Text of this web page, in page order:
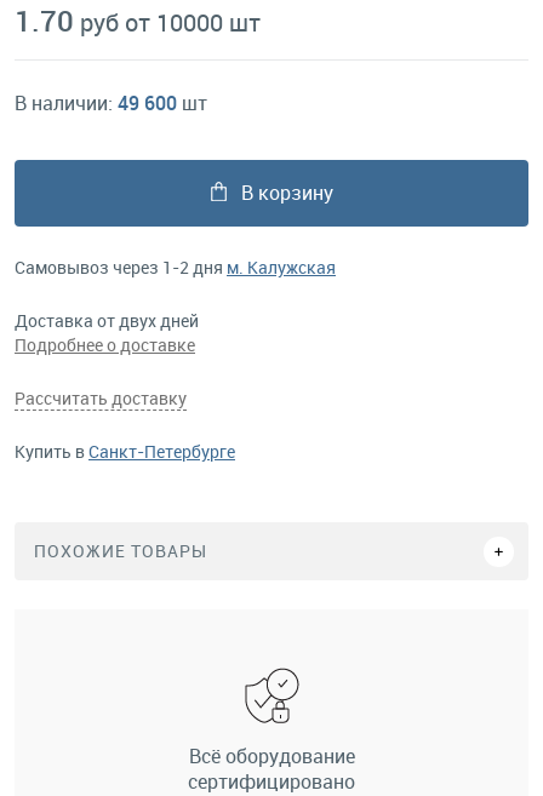
1.70 руб от 10000 шт
В наличии: 49 600 шт
В корзину
Самовывоз через 1-2 дня м. Калужская
Доставка от двух дней
Подробнее о доставке
Рассчитать доставку
Купить вСанкт-Петербурге
ПОХОЖИЕ ТОВАРЫ
Всё оборудование
сертифицировано